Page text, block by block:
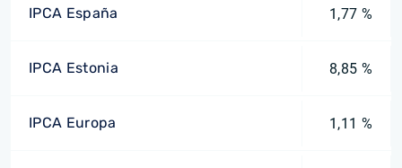
IPCA España 1,77 %
IPCA Estonia 8,85 %
IPCA Europa 1,11 %